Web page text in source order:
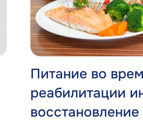
Питание во
реабилитации
восстановление